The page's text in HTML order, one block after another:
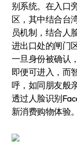
别系统。在入口
区，其中结合台
员机制，结合人
进出口处的闸门
一旦身份被确认
即便可进入，而
呼，如同朋友般
透过人脸识别
新消费购物体验。